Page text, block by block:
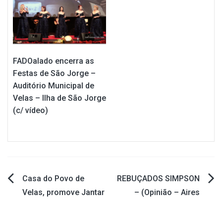
FADOalado encerra as
Festas de São Jorge –
Auditório Municipal de
Velas – Ilha de São Jorge
(c/ vídeo)
Navegação
Casa do Povo de
Velas, promove Jantar
REBUÇADOS SIMPSON
– (Opinião – Aires